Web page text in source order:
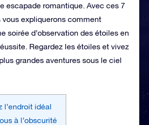
escapade romantique. Avec ces 7
vous expliquerons comment
soirée d’observation des étoiles en
Regardez les étoiles et vivez
grandes aventures sous le ciel
l’endroit idéal
à l’obscurité